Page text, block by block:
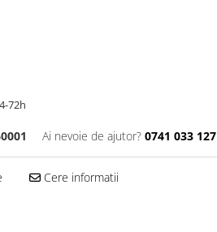
72h
Ai nevoie de ajutor? 0741 033 127
Cere informatii